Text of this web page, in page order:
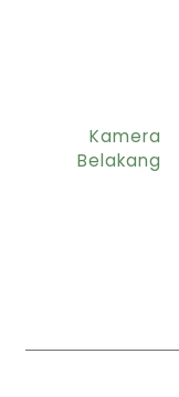
Kamera
Belakang